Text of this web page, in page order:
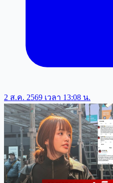
2 ส.ค. 2569 เวลา 13:08 น.